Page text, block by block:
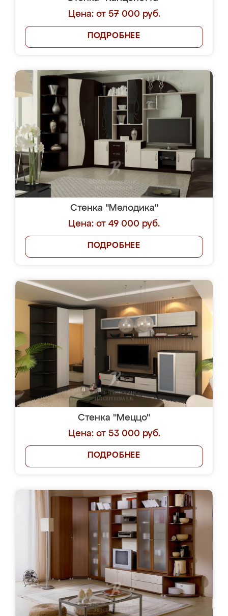
Цена: от 57 000 руб.
ПОДРОБНЕЕ
Стенка "Мелодика"
Цена: от 49 000 руб.
ПОДРОБНЕЕ
Стенка "Меццо"
Цена: от 53 000 руб.
ПОДРОБНЕЕ